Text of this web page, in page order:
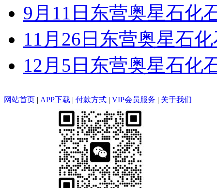
9月11日东营奥星石化
11月26日东营奥星石
12月5日东营奥星石化
网站首页 | APP下载 | 付款方式 | VIP会员服务 | 关于我们